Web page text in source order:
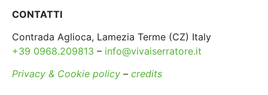
CONTATTI
Contrada Aglioca, Lamezia Terme (CZ) Italy
+39 0968.209813 – info@vivaiserratore.it
Privacy & Cookie policy – credits